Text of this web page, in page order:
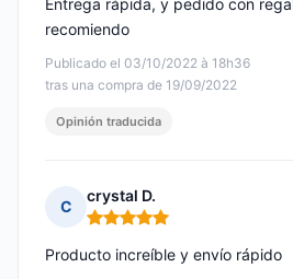
Publicado el 03/10/2022 à 18h36
tras una compra de 19/09/2022
Entrega rápida, y pedido con
recomiendo
Opinión traducida
C
crystal D.
Nota: 5 de 5
Producto increíble y envío rápido